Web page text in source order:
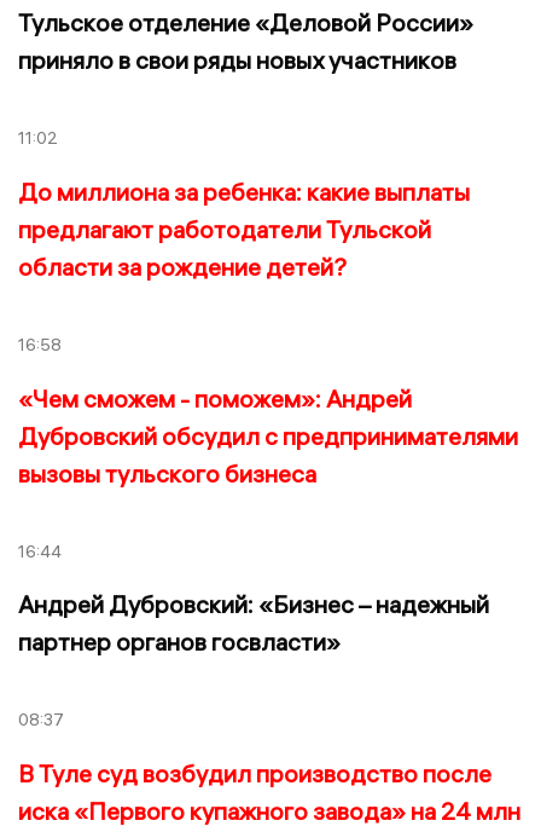
Тульское отделение «Деловой России»
приняло в свои ряды новых участников
11:02
До миллиона за ребенка: какие выплаты
предлагают работодатели Тульской
области за рождение детей?
16:58
«Чем сможем - поможем»: Андрей
Дубровский обсудил с предпринимателями
вызовы тульского бизнеса
16:44
Андрей Дубровский: «Бизнес – надежный
партнер органов госвласти»
08:37
В Туле суд возбудил производство после
иска «Первого купажного завода» на 24 млн